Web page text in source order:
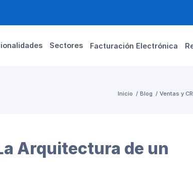
Sectores Facturación Electrónica
Inicio / Blog / Ventas y
Arquitectura de un